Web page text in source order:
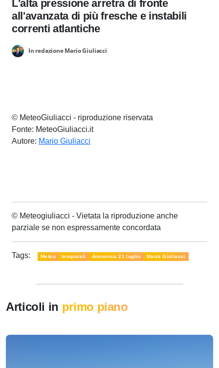
L'alta pressione arretra di fronte
all'avanzata di più fresche e instabili
correnti atlantiche
In redazione Mario Giuliacci
© MeteoGiuliacci - riproduzione riservata
Fonte: MeteoGiuliacci.it
Autore: Mario Giuliacci
© Meteogiuliacci - Vietata la riproduzione anche
parziale se non espressamente concordata
Tags: Meteo temporali domenica 21 luglio Mario Giuliacci
Articoli in primo piano